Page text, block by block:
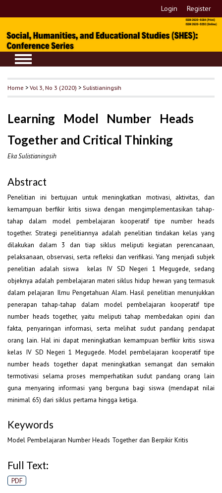
Login Register
Home >Vol 3, No 3 (2020) > Sulistianingsih
Learning Model Number Heads
Together and Critical Thinking
Eka Sulistianingsih
Abstract
Penelitian ini bertujuan untuk meningkatkan motivasi, aktivitas, dan
kemampuan berfikir kritis siswa dengan mengimplementasikan tahap-
tahap dalam model pembelajaran kooperatif tipe number heads
together. Strategi penelitiannya adalah penelitian tindakan kelas yang
dilakukan dalam 3 dan tiap siklus meliputi kegiatan perencanaan,
pelaksanaan, observasi, serta refleksi dan verifikasi. Yang menjadi subjek
penelitian adalah siswa kelas IV SD Negeri 1 Megugede, sedang
objeknya adalah pembelajaran materi siklus hidup hewan yang termasuk
dalam pelajaran Ilmu Pengetahuan Alam. Hasil penelitian menunjukkan
penerapan tahap-tahap dalam model pembelajaran kooperatif tipe
number heads together, yaitu meliputi tahap membedakan opini dan
fakta, penyaringan informasi, serta melihat sudut pandang pendapat
orang lain. Hal ini dapat meningkatkan kemampuan berfikir kritis siswa
kelas IV SD Negeri 1 Megugede. Model pembelajaran kooperatif tipe
number heads together dapat meningkatkan semangat dan semakin
termotivasi selama proses memperhatikan sudut pandang orang lain
guna menyaring informasi yang berguna bagi siswa (mendapat nilai
minimal 65) dari siklus pertama hingga ketiga.
Keywords
Model Pembelajaran Number Heads Together dan Berpikir Kritis
Full Text:
PDF